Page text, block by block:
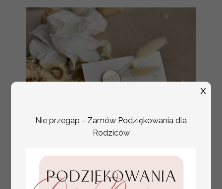
złote winietki na komunię, winietka
winietki z naturalnym kłosem
4.50 PLN
Nie przegap - Zamów Podziękowania dla
Rodziców
X